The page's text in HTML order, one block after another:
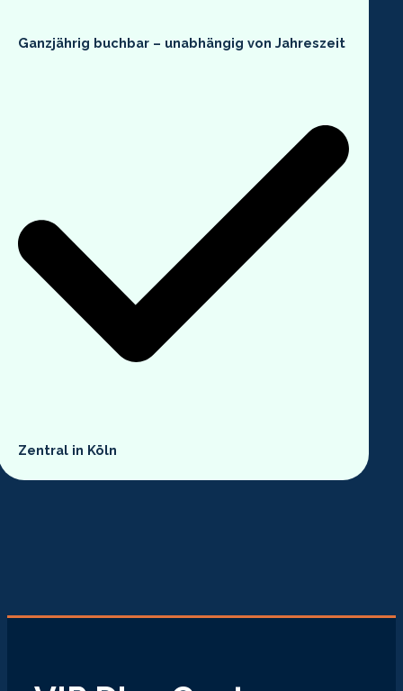
Ganzjährig buchbar– unabhängig von Jahreszeit
Zentral in Köln